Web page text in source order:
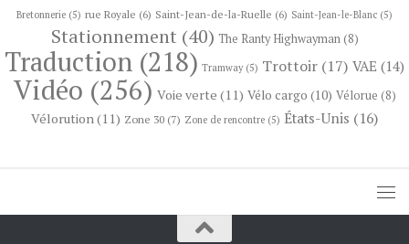
Bretonnerie (5) rue Royale (6) Saint-Jean-de-la-Ruelle (6) Saint-Jean-le-Blanc (5)
Stationnement (40) The Ranty Highwayman(8)
Traduction (218) Tramway(5) Trottoir (17) VAE (14)
Vidéo (256) Voie verte (11) Vélo cargo (10) Vélorue (8)
Vélorution(11) Zone 30 (7) Zone de rencontre (5) États-Unis (16)